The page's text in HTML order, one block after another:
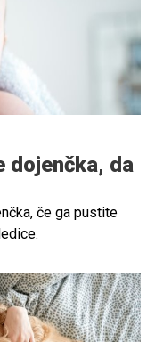
pristopijo.
dojenčka, da
če ga pustite